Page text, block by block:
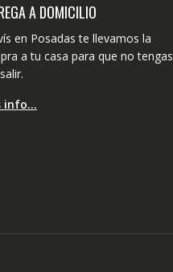
A DOMICILIO
en Posadas te llevamos la
a tu casa para que no tengas
info…